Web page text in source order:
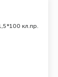
кл.пр.